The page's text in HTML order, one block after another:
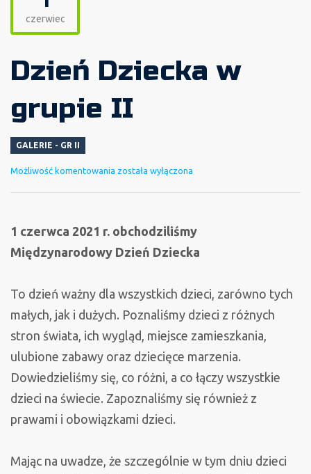
czerwiec
Dzień Dziecka w
grupie II
GALERIE - GR II
Możliwość komentowania Dzień
grupie
II
została wyłączona
1 czerwca 2021 r. obchodziliśmy
Międzynarodowy Dzień Dziecka
To dzień ważny dla wszystkich dzieci, zarówno tych
małych, jak i dużych. Poznaliśmy dzieci z różnych
stron świata, ich wygląd, miejsce zamieszkania,
ulubione zabawy oraz dziecięce marzenia.
Dowiedzieliśmy się, co różni, a co łączy wszystkie
dzieci na świecie. Zapoznaliśmy się również z
prawami i obowiązkami dzieci.
Mając na uwadze, że szczególnie w tym dniu dzieci